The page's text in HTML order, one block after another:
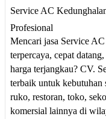
Service AC
Profesional
Mencari jasa Service
terpercaya, cepat
harga terjangkau? CV.
terbaik untuk kebutuhan
ruko, restoran, toko,
komersial lainnya di